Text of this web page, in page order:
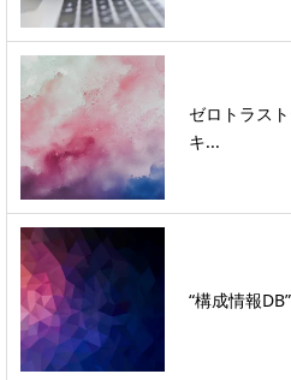
ゼロトラス
キ...
“構成情報